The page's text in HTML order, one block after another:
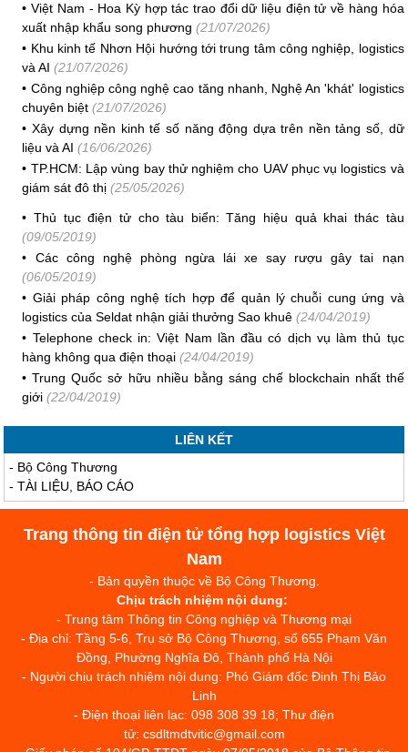
•Việt Nam - Hoa Kỳ hợp tác trao đổi dữ liệu điện tử về hàng hóa
xuất nhập khẩu song phương (21/07/2026)
• Khu kinh tế Nhơn Hội hướng tới trung tâm công nghiệp, logistics
và AI (21/07/2026)
• Công nghiệp công nghệ cao tăng nhanh, Nghệ An 'khát' logistics
chuyên biệt (21/07/2026)
•Xây dựng nền kinh tế số năng động dựa trên nền tảng số, dữ
liệu và AI (16/06/2026)
• TP.HCM: Lập vùng bay thử nghiệm cho UAV phục vụ logistics và
giám sát đô thị (25/05/2026)
•Thủ tục điện tử cho tàu biển: Tăng hiệu quả khai thác tàu
(09/05/2019)
• Các công nghệ phòng ngừa lái xe say rượu gây tai nạn
(06/05/2019)
• Giải pháp công nghệ tích hợp để quản lý chuỗi cung ứng và
logistics của Seldat nhận giải thưởng Sao khuê (24/04/2019)
• Telephone check in: Việt Nam lần đầu có dịch vụ làm thủ tục
hàng không qua điện thoại(24/04/2019)
•Trung Quốc sở hữu nhiều bằng sáng chế blockchain nhất thế
giới (22/04/2019)
LIÊN KẾT
- Bộ Công Thương
-TÀI LIỆU, BÁO CÁO
Trang thông tin điện tử tổng hợp logistics Việt
Nam
- Bản quyền thuộc về Bộ Công Thương.
Chịu trách nhiệm nội dung:
- Trung tâm Thông tin Công nghiệp và Thương mại
- Địa chỉ: Tầng 5-6, Trụ sở Bộ Công Thương, số 655 Phạm Văn
Đồng, Phường Nghĩa Đô, Thành phố Hà Nội
- Người chịu trách nhiệm nội dung: Phó Giám đốc Đinh Thị Bảo
Linh
- Điện thoại liên lạc: 098 308 39 18; Thư điện
tử: csdltmdtvitic@gmail.com